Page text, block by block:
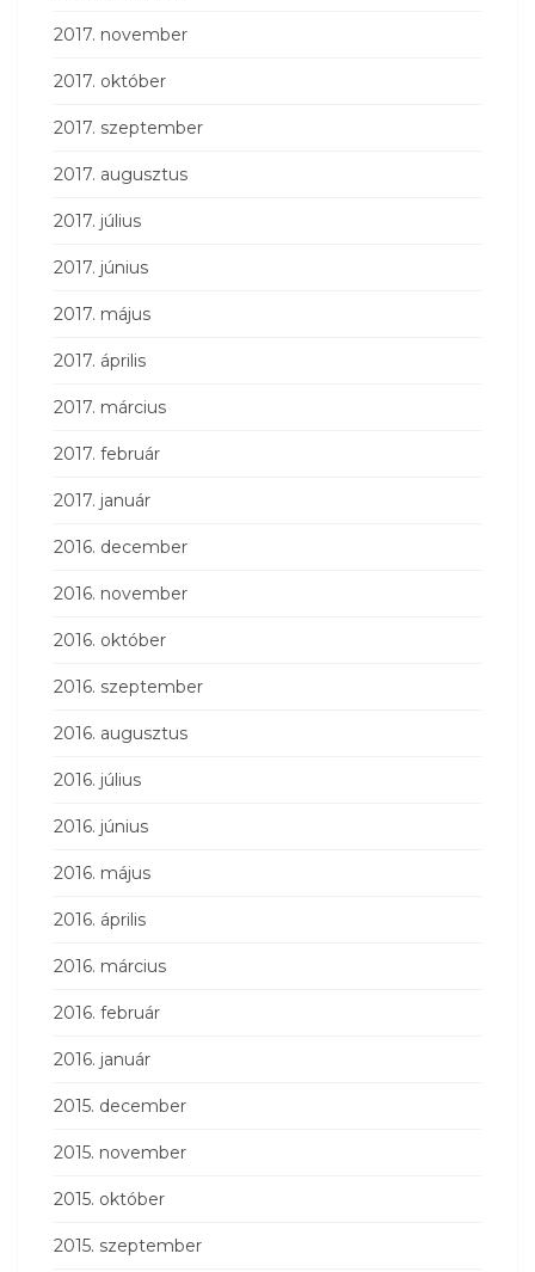
2017. november
2017. október
2017. szeptember
2017. augusztus
2017. július
2017. június
2017. május
2017. április
2017. március
2017. február
2017. január
2016. december
2016. november
2016. október
2016. szeptember
2016. augusztus
2016. július
2016. június
2016. május
2016. április
2016. március
2016. február
2016. január
2015. december
2015. november
2015. október
2015. szeptember